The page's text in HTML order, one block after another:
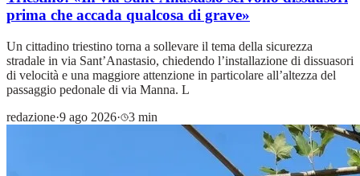
prima che accada qualcosa di grave»
Un cittadino triestino torna a sollevare il tema della sicurezza
stradale in via Sant’Anastasio, chiedendo l’installazione di dissuasori
di velocità e una maggiore attenzione in particolare all’altezza del
passaggio pedonale di via Manna. L
redazione·9 ago 2026· 3 min